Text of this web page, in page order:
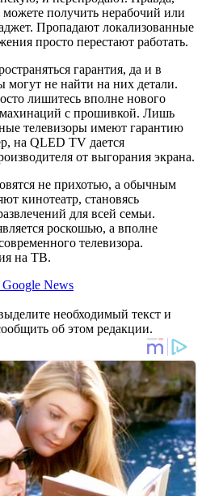
получить нерабочий или
Пропадают локализованные
просто перестают работать.
гарантия, да и в
не найти на них детали.
лишитесь вполне нового
махинаций с прошивкой. Лишь
телевизоры имеют гарантию
на QLED TV дается
от выгорания экрана.
не прихотью, а обычным
кинотеатр, становясь
для всей семьи.
роскошью, а вполне
телевизора.
на ТВ.
News
необходимый текст и
об этом редакции.